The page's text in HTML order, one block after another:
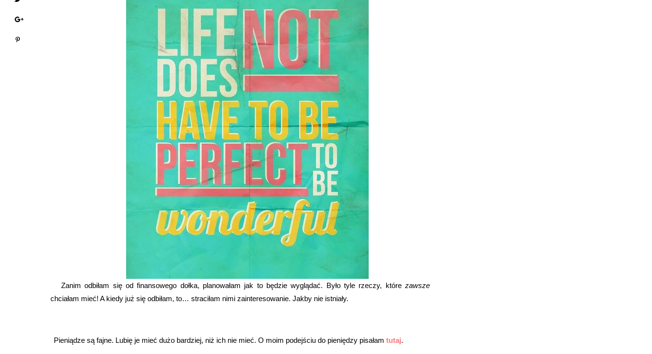
Zanim odbiłam się od finansowego dołka, planowałam jak to będzie wyglądać. Było tyle rzeczy, którezawsze
chciałam mieć! A kiedy już się odbiłam, to… straciłam nimi zainteresowanie. Jakby nie istniały.
Pieniądze są fajne. Lubię je mieć dużo bardziej, niż ich nie mieć. O moim podejściu do pieniędzy pisałam tutaj.